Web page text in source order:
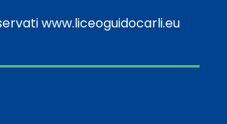
www.liceoguidocarli.eu